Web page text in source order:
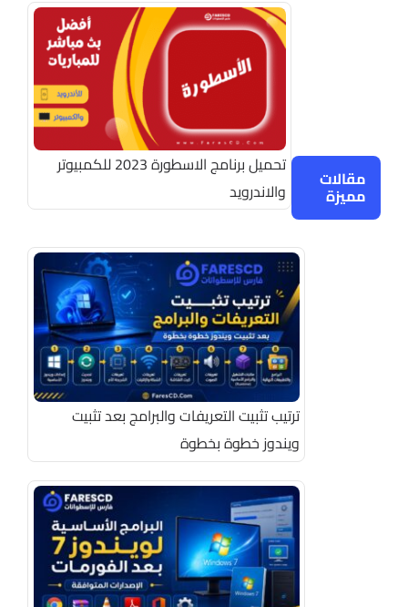
مقالات
مميزة
تحميل برنامج الاسطورة 2023 للكمبيوتر
والاندرويد
ترتيب تثبيت التعريفات والبرامج بعد تثبيت
ويندوز خطوة بخطوة